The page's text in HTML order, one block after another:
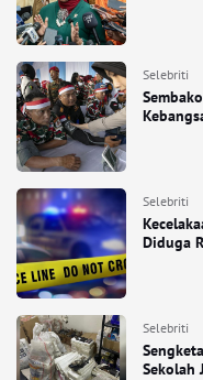
Selebriti
Selebriti
Diduga
Selebriti
Sekolah